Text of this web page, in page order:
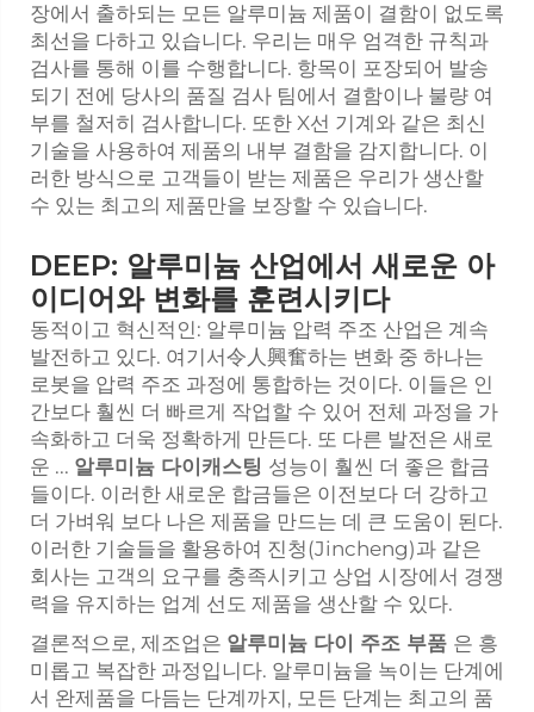
장에서 출하되는 모든 알루미늄 제품이 결함이 없도록
최선을 다하고 있습니다. 우리는 매우 엄격한 규칙과
검사를 통해 이를 수행합니다. 항목이 포장되어 발송
되기 전에 당사의 품질 검사 팀에서 결함이나 불량 여
부를 철저히 검사합니다. 또한 X선 기계와 같은 최신
기술을 사용하여 제품의 내부 결함을 감지합니다. 이
러한 방식으로 고객들이 받는 제품은 우리가 생산할
수 있는 최고의 제품만을 보장할 수 있습니다.
DEEP: 알루미늄 산업에서 새로운 아
이디어와 변화를 훈련시키다
동적이고 혁신적인: 알루미늄 압력 주조 산업은 계속
발전하고 있다. 여기서令人興奮하는 변화 중 하나는
로봇을 압력 주조 과정에 통합하는 것이다. 이들은 인
간보다 훨씬 더 빠르게 작업할 수 있어 전체 과정을 가
속화하고 더욱 정확하게 만든다. 또 다른 발전은 새로
운 ... 알루미늄 다이캐스팅 성능이 훨씬 더 좋은 합금
들이다. 이러한 새로운 합금들은 이전보다 더 강하고
더 가벼워 보다 나은 제품을 만드는 데 큰 도움이 된다.
이러한 기술들을 활용하여 진청(Jincheng)과 같은
회사는 고객의 요구를 충족시키고 상업 시장에서 경쟁
력을 유지하는 업계 선도 제품을 생산할 수 있다.
결론적으로, 제조업은 알루미늄 다이 주조 부품 은 흥
미롭고 복잡한 과정입니다. 알루미늄을 녹이는 단계에
서 완제품을 다듬는 단계까지, 모든 단계는 최고의 품